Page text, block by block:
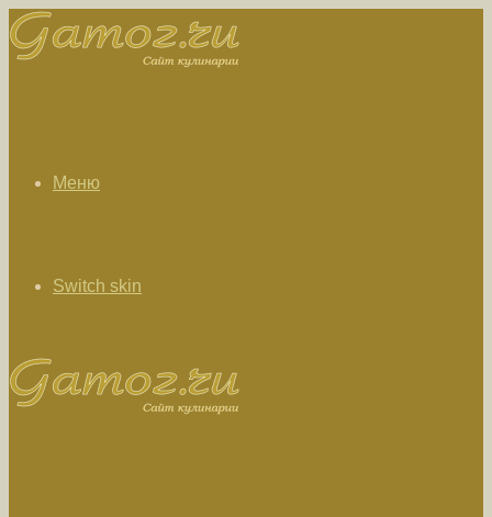
Меню
Switch skin